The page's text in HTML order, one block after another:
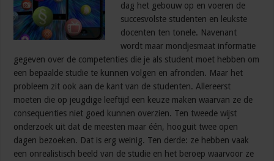
dag het gebouw op en voeren de
succesvolste studenten en leukste
docenten ten tonele. Navenant
wordt maar mondjesmaat informatie
gegeven over de competenties die je als student moet hebben om
een bepaalde studie te kunnen volgen en afronden. Maar het
probleem zit ook aan de kant van de studenten. Allereerst
moeten die op jeugdige leeftijd een keuze maken waarvan ze de
consequenties niet goed kunnen overzien. Ten tweede wijst
onderzoek uit dat de meesten maar één, hooguit twee open
dagen bezoeken. Dat is erg weinig. Ten derde: ze hebben vaak
een onrealistisch beeld van de studie en het beroep waarvoor ze